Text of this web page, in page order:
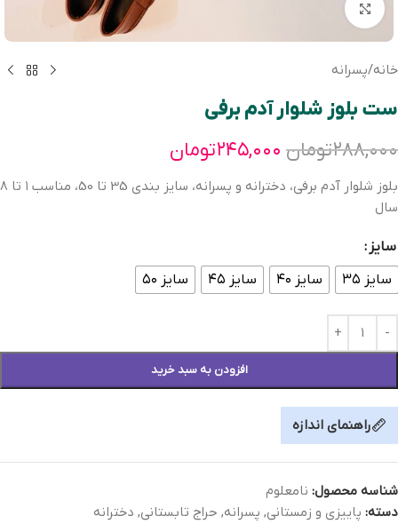
بزرگنمایی تصویر
خانه/پسرانه
ست بلوز شلوار آدم برفی
۲۸۸,۰۰۰تومان ۲۴۵,۰۰۰تومان
بلوز شلوار آدم برفی، دخترانه و پسرانه، سايز بندی 35 تا 50، مناسب ١ تا ٨
سال
سایز
سایز ۳۵
سایز ۴۰ سایز ۴۵ سایز ۵۰
افزودن به سبد خرید
راهنمای اندازه
شناسه محصول: نامعلوم
دسته: پاییزی و زمستانی, پسرانه, حراج تابستانی, دخترانه